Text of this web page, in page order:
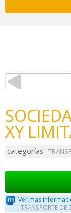
XY
categorías
Ver mas
TRANSPORTE DE